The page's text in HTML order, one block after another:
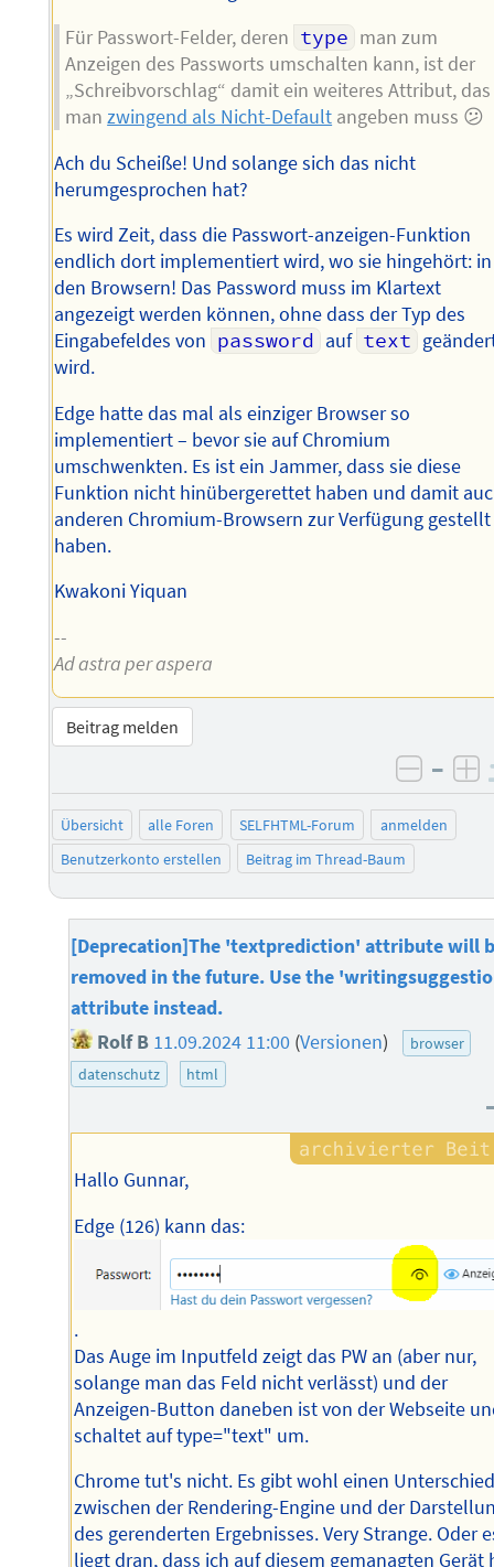
Für Passwort-Felder, deren type man zum
Anzeigen des Passworts umschalten kann, ist der
„Schreibvorschlag“ damit ein weiteres Attribut, das
manzwingend als Nicht-Default angeben muss 😕
Ach du Scheiße! Und solange sich das nicht
herumgesprochen hat?
Es wird Zeit, dass die Passwort-anzeigen-Funktion
endlich dort implementiert wird, wo sie hingehört: in
den Browsern! Das Password muss im Klartext
angezeigt werden können, ohne dass der Typ des
Eingabefeldes von password auf text
wird.
Edge hatte das mal als einziger Browser so
implementiert – bevor sie auf Chromium
umschwenkten. Es ist ein Jammer, dass sie diese
Funktion nicht hinübergerettet haben und damit
anderen Chromium-Browsern zur Verfügung gestellt
haben.
Kwakoni Yiquan
--
Ad astra per aspera
Beitrag melden
–
Übersicht alle Foren SELFHTML-Forum
anmelden
Benutzerkonto erstellen
Beitrag im Thread-Baum
[Deprecation]The 'textprediction' attribute will
removed in the future. Use the
attribute instead.
Rolf B 11.09.2024 11:00 (Versionen)
browser
datenschutz
html
Hallo Gunnar,
Edge (126) kann das:
.
Das Auge im Inputfeld zeigt das PW an (aber nur,
solange man das Feld nicht verlässt) und der
Anzeigen-Button daneben ist von der Webseite
schaltet auf type="text" um.
Chrome tut's nicht. Es gibt wohl einen
zwischen der Rendering-Engine und der
des gerenderten Ergebnisses. Very Strange. Oder
liegt dran, dass ich auf diesem gemanagten Gerät